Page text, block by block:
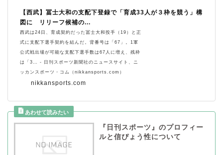
nikkansports.com
【西武】冨士大和の支配下登録で「育成33人が３枠を競う」構
図に リリーフ候補の...
西武は24日、育成契約だった冨士大和投手（19）と正
式に支配下選手契約を結んだ。背番号は「67」。1軍
公式戦出場が可能な支配下選手数は67人に増え、残枠
は「3… - 日刊スポーツ新聞社のニュースサイト、ニ
ッカンスポーツ・コム（nikkansports.com）
『日刊スポーツ』のプロフィー
ルと信ぴょう性について